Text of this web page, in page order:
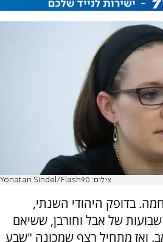
צילום: Yonatan Sindel/Flash90
בדופק היהודי השנתי,
של אבל וחורבן, ששיאם
ואז מתחיל רצף שמכונה "שבע